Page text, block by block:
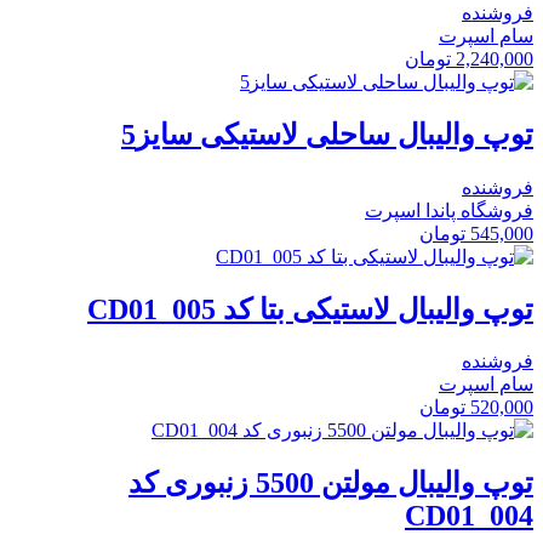
فروشنده
سام اسپرت
2,240,000 تومان
توپ والیبال ساحلی لاستیکی سایز5
فروشنده
فروشگاه پاندا اسپرت
545,000 تومان
توپ والیبال لاستیکی بتا کد CD01_005
فروشنده
سام اسپرت
520,000 تومان
توپ والیبال مولتن 5500 زنبوری کد
CD01_004